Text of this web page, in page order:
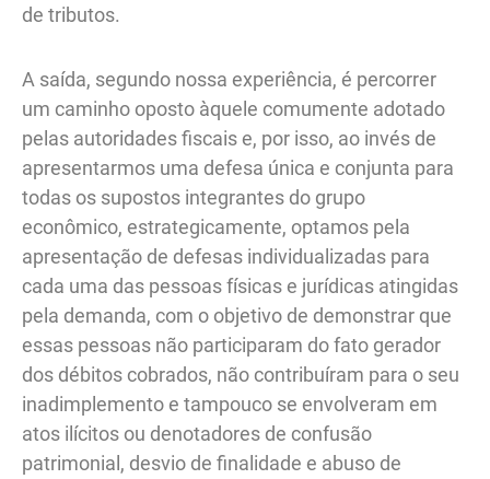
de tributos.
A saída, segundo nossa experiência, é percorrer
um caminho oposto àquele comumente adotado
pelas autoridades fiscais e, por isso, ao invés de
apresentarmos uma defesa única e conjunta para
todas os supostos integrantes do grupo
econômico, estrategicamente, optamos pela
apresentação de defesas individualizadas para
cada uma das pessoas físicas e jurídicas atingidas
pela demanda, com o objetivo de demonstrar que
essas pessoas não participaram do fato gerador
dos débitos cobrados, não contribuíram para o seu
inadimplemento e tampouco se envolveram em
atos ilícitos ou denotadores de confusão
patrimonial, desvio de finalidade e abuso de